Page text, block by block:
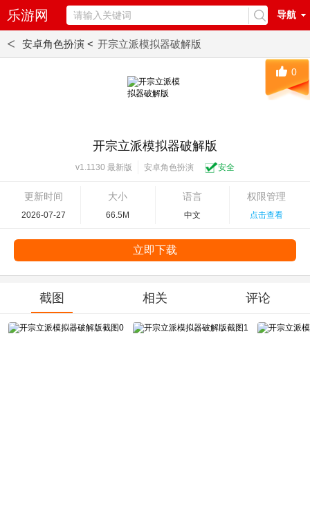
乐游网 导航
< 安卓角色扮演 < 开宗立派模拟器破解版
开宗立派模拟器破解版
v1.1130 最新版 安卓角色扮演 安全
更新时间
2026-07-27
大小
66.5M
语言
中文
权限管理
点击查看
0
立即下载
截图 相关 评论